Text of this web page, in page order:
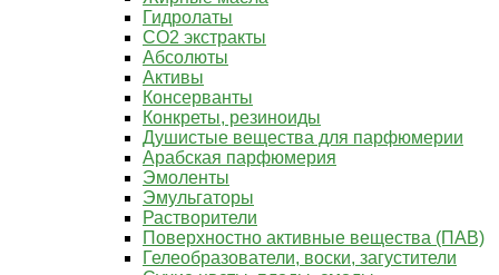
Гидролаты
СО2 экстракты
Абсолюты
Активы
Консерванты
Конкреты, резиноиды
Душистые вещества для парфюмерии
Арабская парфюмерия
Эмоленты
Эмульгаторы
Растворители
Поверхностно активные вещества (ПАВ)
Гелеобразователи, воски, загустители